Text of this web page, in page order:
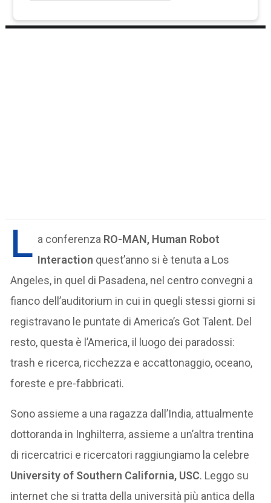
L a conferenza RO-MAN, Human Robot
Interaction quest’anno si è tenuta a Los
Angeles, in quel di Pasadena, nel centro convegni a
fianco dell’auditorium in cui in quegli stessi giorni si
registravano le puntate di America’s Got Talent. Del
resto, questa è l’America, il luogo dei paradossi:
trash e ricerca, ricchezza e accattonaggio, oceano,
foreste e pre-fabbricati.
Sono assieme a una ragazza dall’India, attualmente
dottoranda in Inghilterra, assieme a un’altra trentina
di ricercatrici e ricercatori raggiungiamo la celebre
University of Southern California, USC. Leggo su
internet che si tratta della università più antica della